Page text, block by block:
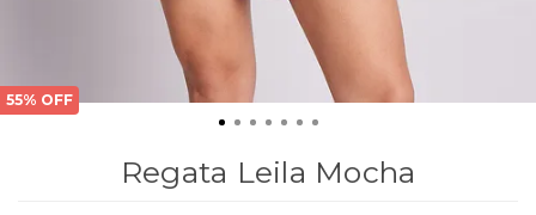
55% OFF
Regata Leila Mocha